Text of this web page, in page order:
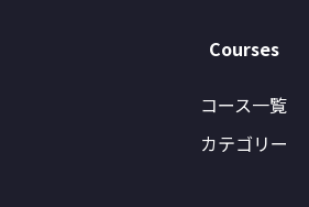
Courses
コース一覧
カテゴリー